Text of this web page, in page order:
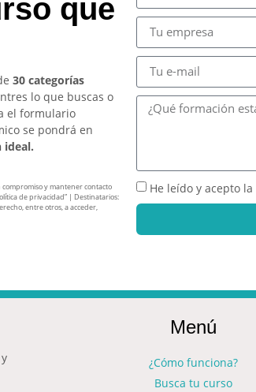
que
30 categorías
lo que buscas o
el formulario
se pondrá en
ideal.
y mantener contacto
de privacidad” | Destinatarios:
entre otros, a acceder,
He leído y acepto la
Menú
¿Cómo funciona?
Busca tu curso